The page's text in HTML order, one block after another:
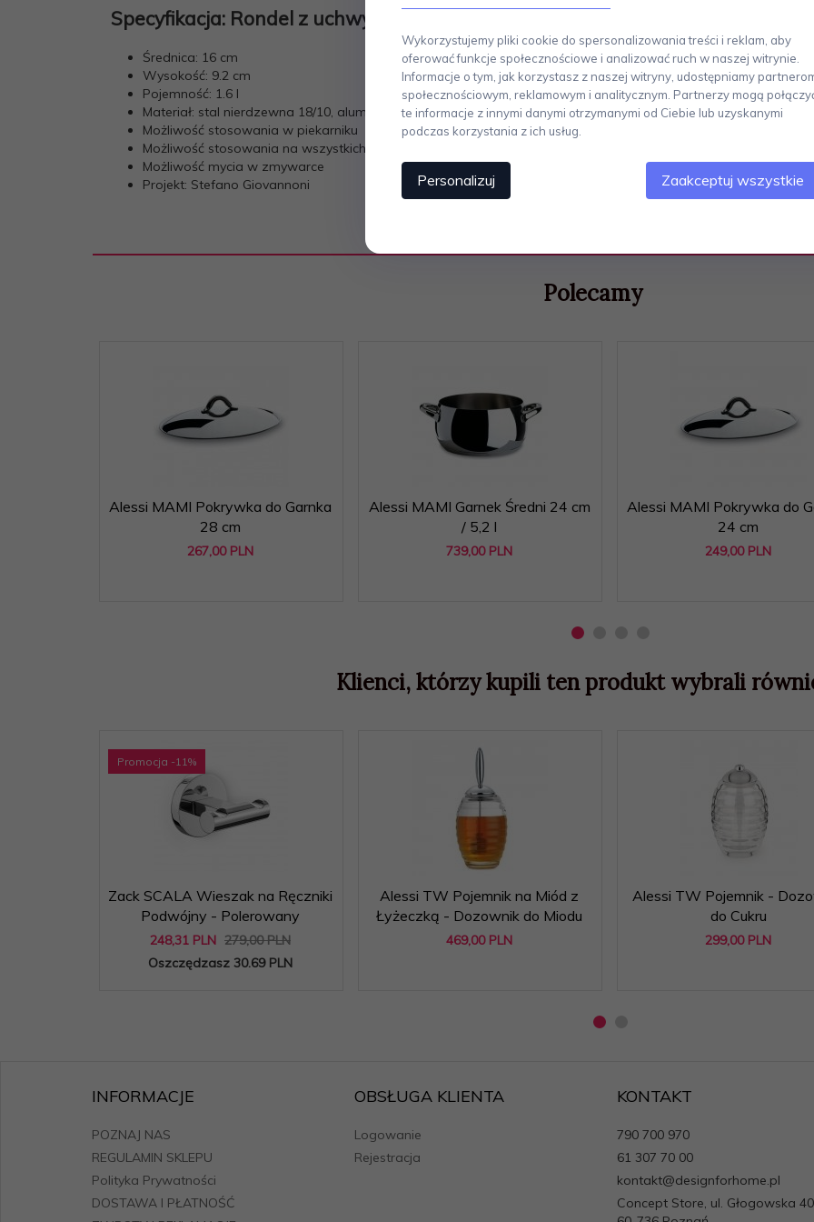
Specyfikacja: Rondel z uchwytem MAMI Alessi
Średnica: 16 cm
Wysokość: 9.2 cm
Pojemność: 1.6 l
Materiał: stal nierdzewna 18/10, aluminium (dno)
Możliwość stosowania w piekarniku
Możliwość stosowania na wszystkich rodzajach kuchenek, w tym indukcyjnych
Możliwość mycia w zmywarce
Projekt: Stefano Giovannoni
Polecamy
Alessi MAMI Pokrywka do Garnka
28 cm
267,00 PLN
Alessi MAMI Garnek Średni 24 cm
/ 5,2 l
739,00 PLN
Alessi MAMI Pokrywka do
24 cm
249,00 PLN
Klienci, którzy kupili ten produkt wybrali
Promocja -11%
Zack SCALA Wieszak na Ręczniki
Podwójny - Polerowany
248,31 PLN 279,00 PLN
Oszczędzasz 30.69 PLN
Alessi TW Pojemnik na Miód z
Łyżeczką - Dozownik do Miodu
469,00 PLN
Alessi TW Pojemnik -
do Cukru
299,00 PLN
INFORMACJE
POZNAJ NAS
REGULAMIN SKLEPU
Polityka Prywatności
DOSTAWA I PŁATNOŚĆ
OBSŁUGA KLIENTA
Logowanie
Rejestracja
KONTAKT
790 700 970
61 307 70 00
kontakt@designforhome.pl
Concept Store, ul. Głogowska
Wykorzystujemy pliki cookie do spersonalizowania treści i reklam, aby
oferować funkcje społecznościowe i analizować ruch w naszej witrynie.
Informacje o tym, jak korzystasz z naszej witryny, udostępniamy
społecznościowym, reklamowym i analitycznym. Partnerzy mogą
te informacje z innymi danymi otrzymanymi od Ciebie lub uzyskanymi
podczas korzystania z ich usług.
Personalizuj Zaakceptuj wszystkie